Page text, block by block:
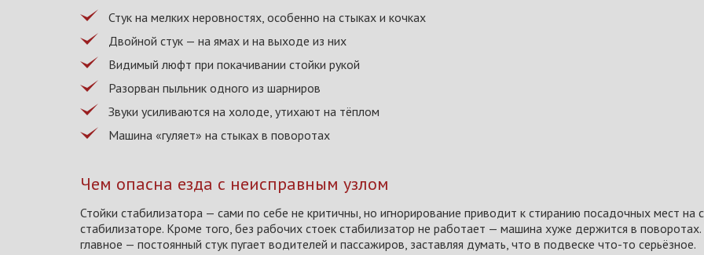
Стук на мелких неровностях, особенно на стыках и кочках
Двойной стук — на ямах и на выходе из них
Видимый люфт при покачивании стойки рукой
Разорван пыльник одного из шарниров
Звуки усиливаются на холоде, утихают на тёплом
Машина «гуляет» на стыках в поворотах
Чем опасна езда с неисправным узлом
Стойки стабилизатора — сами по себе не критичны, но игнорирование приводит к стиранию посадочных мест на
стабилизаторе. Кроме того, без рабочих стоек стабилизатор не работает — машина хуже держится в
главное — постоянный стук пугает водителей и пассажиров, заставляя думать, что в подвеске что-то серьёзное.